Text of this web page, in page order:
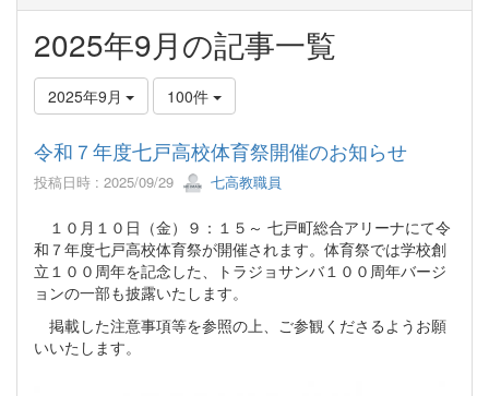
2025年9月の記事一覧
2025年9月 100件
令和７年度七戸高校体育祭開催のお知らせ
投稿日時 : 2025/09/29 七高教職員
１０月１０日（金）９：１５～ 七戸町総合アリーナにて令
和７年度七戸高校体育祭が開催されます。体育祭では学校創
立１００周年を記念した、トラジョサンバ１００周年バージ
ョンの一部も披露いたします。
掲載した注意事項等を参照の上、ご参観くださるようお願
いいたします。